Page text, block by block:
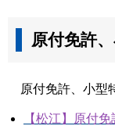
原付免許
原付免許、小型
【松江】原付